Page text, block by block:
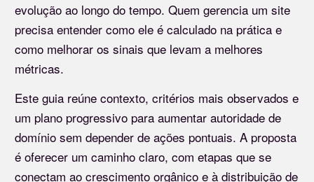
evolução ao longo do tempo. Quem gerencia um site
precisa entender como ele é calculado na prática e
como melhorar os sinais que levam a melhores
métricas.
Este guia reúne contexto, critérios mais observados e
um plano progressivo para aumentar autoridade de
domínio sem depender de ações pontuais. A proposta
é oferecer um caminho claro, com etapas que se
conectam ao crescimento orgânico e à distribuição de